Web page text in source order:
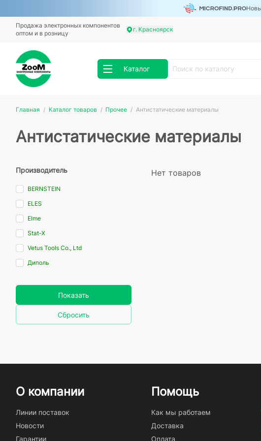
Продажа электронных компонентов
оптом и в розницу
г. Красноярск
Каталог
Главная Каталог товаров Прочее Антистатические материалы
Антистатические материалы
Производитель
BERNSTEIN
ELES
Elme
Stat-X
Vetus Tools Co., Ltd
Диполь
Показать
Сбросить
Нет товаров
О компании
Линии поставок
Новости
Гарантии
Помощь
Как мы работаем
Доставка
Оплата